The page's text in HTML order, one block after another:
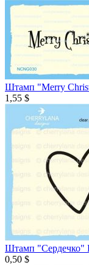
Штамп "Merry
1,55 $
Штамп "Сердечко"
0,50 $